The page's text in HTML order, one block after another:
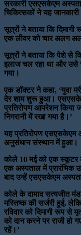
सरकारी एसएसकेएम
चिकित्सकों ने यह जानकारी
सूत्रों ने बताया कि
एक लीवर को चार अलग अलग
सूत्रों ने बताया कि पेशे से
इलाज चल रहा था और उसे
गया।
एक डॉक्टर ने कहा, ‘युवा
देर शाम शुरू हुआ।
प्रतिरोपण आपरेशन
निगरानी में रखा गया है।’
यह प्रतिरोपण एसएसकेएम
अनुसंधान संस्थान में हुआ।
कोले 10 मई को एक स्कूटर
एक अस्पताल में प्रारंभिक
बाद उन्हें एसएसकेएम
कोले के दामाद सत्यजीत
मस्तिष्क की सर्जरी हुई,
रविवार को दिमागी रूप से
को दान करने पर राजी हो
रहें।’